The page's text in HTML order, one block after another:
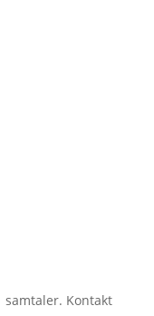
samtaler. Kontakt